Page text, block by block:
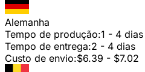
Alemanha
Tempo de produção:1 - 4 dias
Tempo de entrega:2 - 4 dias
Custo de envio:$6.39 - $7.02